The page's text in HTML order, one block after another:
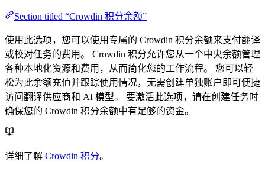
Section titled “Crowdin 积分余额”
使用此选项，您可以使用专属的 Crowdin 积分余额来支付翻译
或校对任务的费用。 Crowdin 积分允许您从一个中央余额管理
各种本地化资源和费用，从而简化您的工作流程。 您可以轻
松为此余额充值并跟踪使用情况，无需创建单独账户即可便捷
访问翻译供应商和 AI 模型。 要激活此选项，请在创建任务时
确保您的 Crowdin 积分余额中有足够的资金。
详细了解 Crowdin 积分。